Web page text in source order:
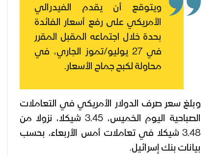
ويتوقع أن يقدم الفيدرالي
الأمريكي على رفع أسعار الفائدة
بحدة خلال اجتماعه المقبل المقرر
في 27 يوليو/تموز الجاري، في
محاولة لكبح جماح الأسعار.
وبلغ سعر صرف الدولار الأمريكي في التعاملات
الصباحية اليوم الخميس، 3.45 شيكلا، نزولا من
3.48 شيكلا في تعاملات أمس الأربعاء، بحسب
بيانات بنك إسرائيل.